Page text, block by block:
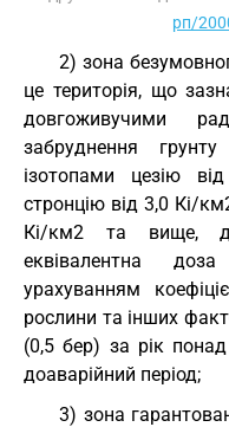
рп/
2) зона
це територія, що
довгоживучими
забруднення
ізотопами цезію
стронцію від 3,0 Кі/
Кі/км2 та вище,
еквівалентна
урахуванням
рослини та інших
(0,5 бер) за рік
доаварійний період;
3) зона